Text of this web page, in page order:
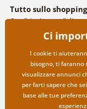
Tutto sullo shopping
Condizioni generali di
Politica sulla privacy
Opzioni di spedizione e
pagamento
Reso della merce
Ci
I cookie ti
bisogno, ti faranno
visualizzare annunci
per farti sapere che
base alle tue